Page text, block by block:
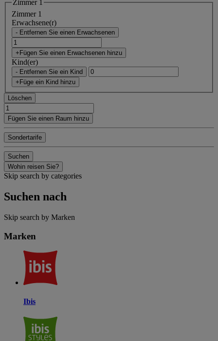
Zimmer 1
Zimmer 1
Erwachsene(r)
- Entfernen Sie einen Erwachsenen
+Fügen Sie einen Erwachsenen hinzu
Kind(er)
- Entfernen Sie ein Kind
+Füge ein Kind hinzu
Löschen
Fügen Sie einen Raum hinzu
Sondertarife
Suchen
Wohin reisen Sie?
Skip search by categories
Suchen nach
Skip search by Marken
Marken
Ibis